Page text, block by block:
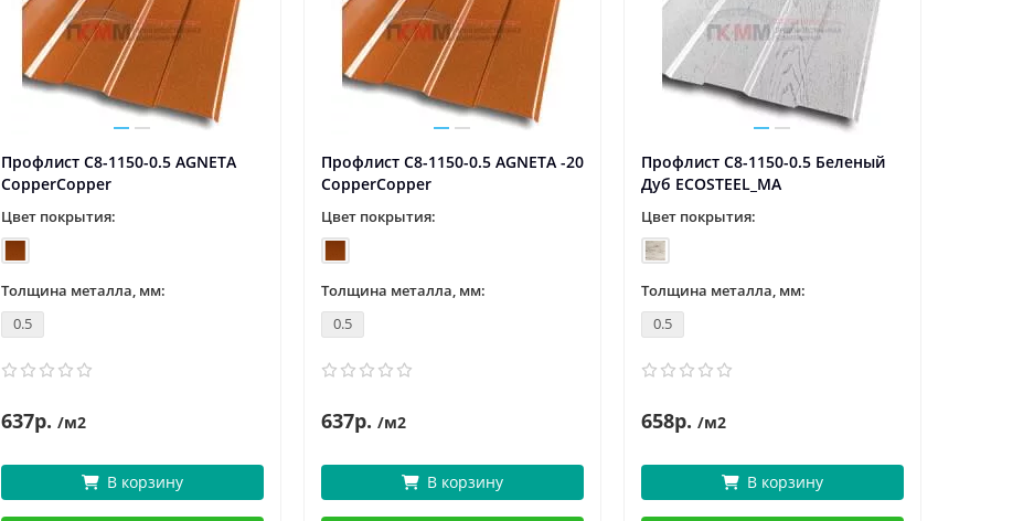
Профлист С8-1150-0.5 AGNETA
CopperCopper
Цвет покрытия:
Толщина металла, мм:
0.5
637р. /м2
В корзину
Профлист С8-1150-0.5 AGNETA -20
CopperCopper
Цвет покрытия:
Толщина металла, мм:
0.5
637р. /м2
В корзину
Профлист С8-1150-0.5 Беленый
Дуб ECOSTEEL_MA
Цвет покрытия:
Толщина металла, мм:
0.5
658р. /м2
В корзину